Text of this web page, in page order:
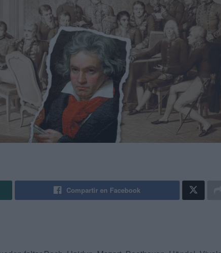
Compartir en Facebook